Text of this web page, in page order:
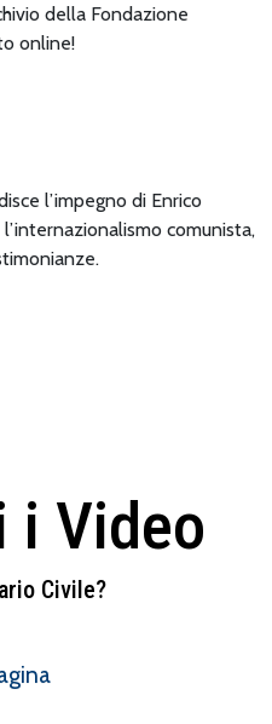
della Fondazione
online!
l’impegno di Enrico
comunista,
i Video
Civile?